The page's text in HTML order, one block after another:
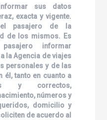
sus datos
exacta y vigente.
el pasajero de la
de los mismos. Es
informar
la Agencia de viajes
personales y de las
él, tanto en cuanto a
y correctos,
números y
domicilio y
de acuerdo al